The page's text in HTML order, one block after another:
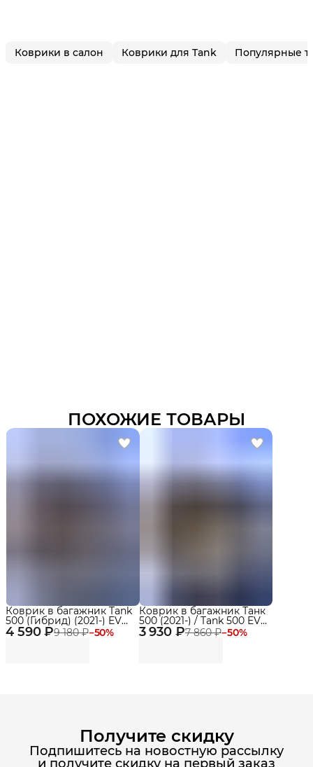
Коврики в салон Коврики для Tank Популярные
ПОХОЖИЕ ТОВАРЫ
4 590 ₽9 180 ₽−50%
Коврик в багажник Tank
500 (Гибрид) (2021-) EVA
3D Premium 3 930 ₽7 860 ₽−50%
Коврик в багажник Танк
500 (2021-) / Tank 500 EVA
3D Premium
Получите скидку
Подпишитесь на новостную рассылку
и получите скидку на первый заказ